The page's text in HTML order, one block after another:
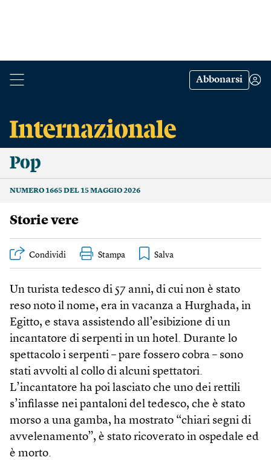
Abbonarsi
Pop
NUMERO 1665 DEL 15 MAGGIO 2026
Storie vere
Condividi Stampa
Un turista tedesco di 57 anni, di cui non è stato
reso noto il nome, era in vacanza a Hurghada, in
Egitto, e stava assistendo all’esibizione di un
incantatore di serpenti in un hotel. Durante lo
spettacolo i serpenti – pare fossero cobra – sono
stati avvolti al collo di alcuni spettatori.
L’incantatore ha poi lasciato che uno dei rettili
s’infilasse nei pantaloni del tedesco, che è stato
morso a una gamba, ha mostrato “chiari segni di
avvelenamento”, è stato ricoverato in ospedale ed
è morto.